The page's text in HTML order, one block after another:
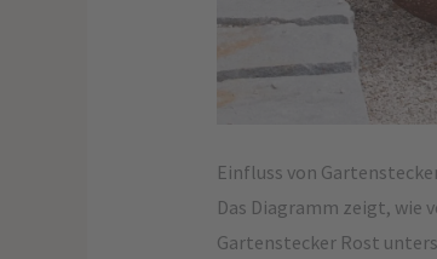
Einfluss von
Das Diagramm zeigt, wie
Gartenstecker Rost